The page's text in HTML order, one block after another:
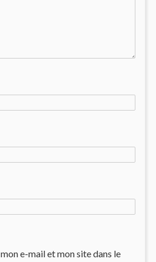
e-mail et mon site dans le